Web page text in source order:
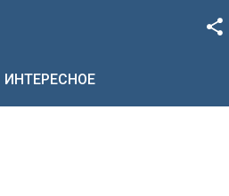
Google+
ИНТЕРЕСНОЕ